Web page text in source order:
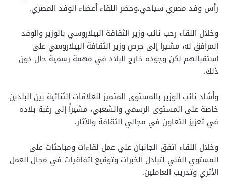
رأس وفد مصري سياحي،وحضر اللقاء أعضاء الوفد المصري.
وخلال اللقاء رحب نائب وزير الثقافة البيلاروسي بالوزير والوفد
المرافق له، مشيرا إلى حرص وزير الثقافة البيلاروسي على
استقبالهم لكن وجوده خارج البلاد في مهمة رسمية حال دون
ذلك.
وأشاد نائب الوزير بالمستوى المتميز للعلاقات الثنائية بين البلدين
خاصة على المستوى الرسمي والشعبي، مشيراً إلى رغبة بلاده
في تعزيز التعاون في مجالي الثقافة والآثار.
وخلال اللقاء اتفق الجانبان علي عمل لقاءات ومباحثات على
المستوي الفني لتبادل الخبرات وتوقيع اتفاقيات في مجال العمل
الأثري وتدريب العاملين.